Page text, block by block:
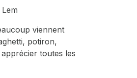
viennent
potiron,
toutes les